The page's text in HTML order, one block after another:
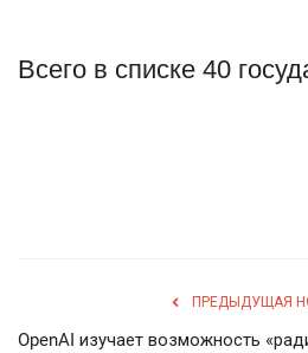
Недвижимость
Всего в списке 40
ПРЕДЫДУЩАЯ
OpenAI изучает возможность